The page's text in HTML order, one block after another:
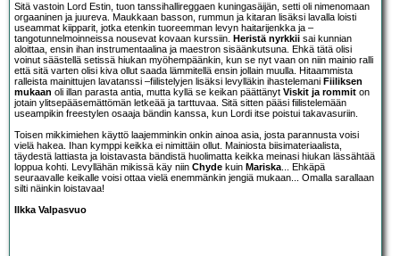
Sitä vastoin Lord Estin, tuon tanssihallireggaen kuningasäijän, setti oli nimenomaan
orgaaninen ja juureva. Maukkaan basson, rummun ja kitaran lisäksi lavalla loisti
useammat kiipparit, jotka etenkin tuoreemman levyn haitarijenkka ja –
tangotunnelmoinneissa nousevat kovaan kurssiin. Heristä nyrkkii sai kunnian
aloittaa, ensin ihan instrumentaalina ja maestron sisäänkutsuna. Ehkä tätä olisi
voinut säästellä setissä hiukan myöhempäänkin, kun se nyt vaan on niin mainio ralli
että sitä varten olisi kiva ollut saada lämmitellä ensin jollain muulla. Hitaammista
ralleista mainittujen lavatanssi –fiilistelyjen lisäksi levylläkin ihastelemani Fiiliksen
mukaan oli illan parasta antia, mutta kyllä se keikan päättänyt Viskit ja rommit on
jotain ylitsepääsemättömän letkeää ja tarttuvaa. Sitä sitten pääsi fiilistelemään
useampikin freestylen osaaja bändin kanssa, kun Lordi itse poistui takavasuriin.
Toisen mikkimiehen käyttö laajemminkin onkin ainoa asia, josta parannusta voisi
vielä hakea. Ihan kymppi keikka ei nimittäin ollut. Mainiosta biisimateriaalista,
täydestä lattiasta ja loistavasta bändistä huolimatta keikka meinasi hiukan lässähtää
loppua kohti. Levyllähän mikissä käy niin Chyde kuin Mariska... Ehkäpä
seuraavalle keikalle voisi ottaa vielä enemmänkin jengiä mukaan... Omalla sarallaan
silti näinkin loistavaa!
Ilkka Valpasvuo